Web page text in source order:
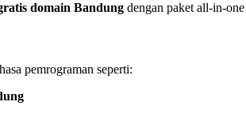
domain Bandung dengan paket all-in-
pemrograman seperti: